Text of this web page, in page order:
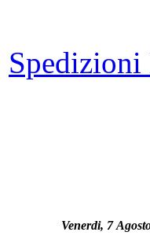
Spedizioni
Venerdi, 7